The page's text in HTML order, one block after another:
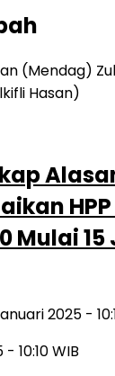
Mulai
2025 -
10:10 WIB